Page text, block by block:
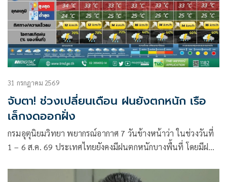
31 กรกฎาคม 2569
จับตา! ช่วงเปลี่ยนเดือน ฝนยังตกหนัก เรือ
เล็กงดออกฝั่ง
กรมอุตุนิยมวิทยา พยากรณ์อากาศ 7 วันข้างหน้าว่า ในช่วงวันที่
1 – 6 ส.ค. 69 ประเทศไทยยังคงมีฝนตกหนักบางพื้นที่ โดยมีฝน